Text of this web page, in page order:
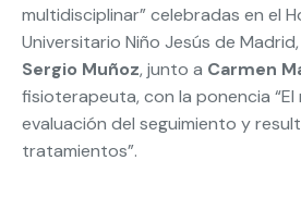
multidisciplinar” celebradas en el
Universitario Niño Jesús de
Sergio Muñoz, junto a Carmen
fisioterapeuta, con la ponencia “El
evaluación del seguimiento y
tratamientos”.